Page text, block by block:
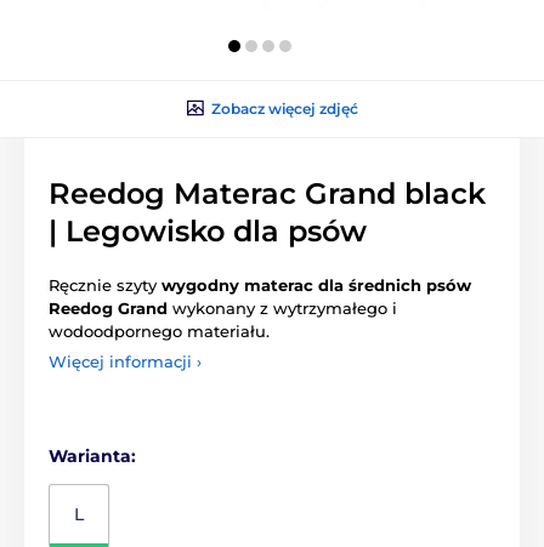
Zobacz więcej zdjęć
Reedog Materac Grand black
| Legowisko dla psów
Ręcznie szyty wygodny materac dla średnich psów
Reedog Grand wykonany z wytrzymałego i
wodoodpornego materiału.
Więcej informacji ›
Warianta:
L